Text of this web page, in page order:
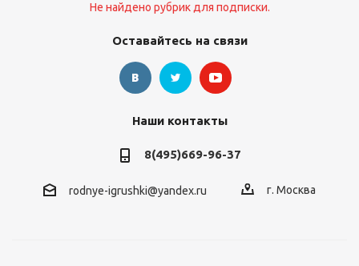
Не найдено рубрик для подписки.
Оставайтесь на связи
Наши контакты
8(495)669-96-37
rodnye-igrushki@yandex.ru г. Москва